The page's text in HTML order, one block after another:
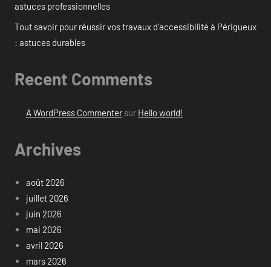
astuces professionnelles
Tout savoir pour réussir vos travaux d’accessibilité à Périgueux
: astuces durables
Recent Comments
A WordPress Commentersur Hello world!
Archives
août 2026
juillet 2026
juin 2026
mai 2026
avril 2026
mars 2026